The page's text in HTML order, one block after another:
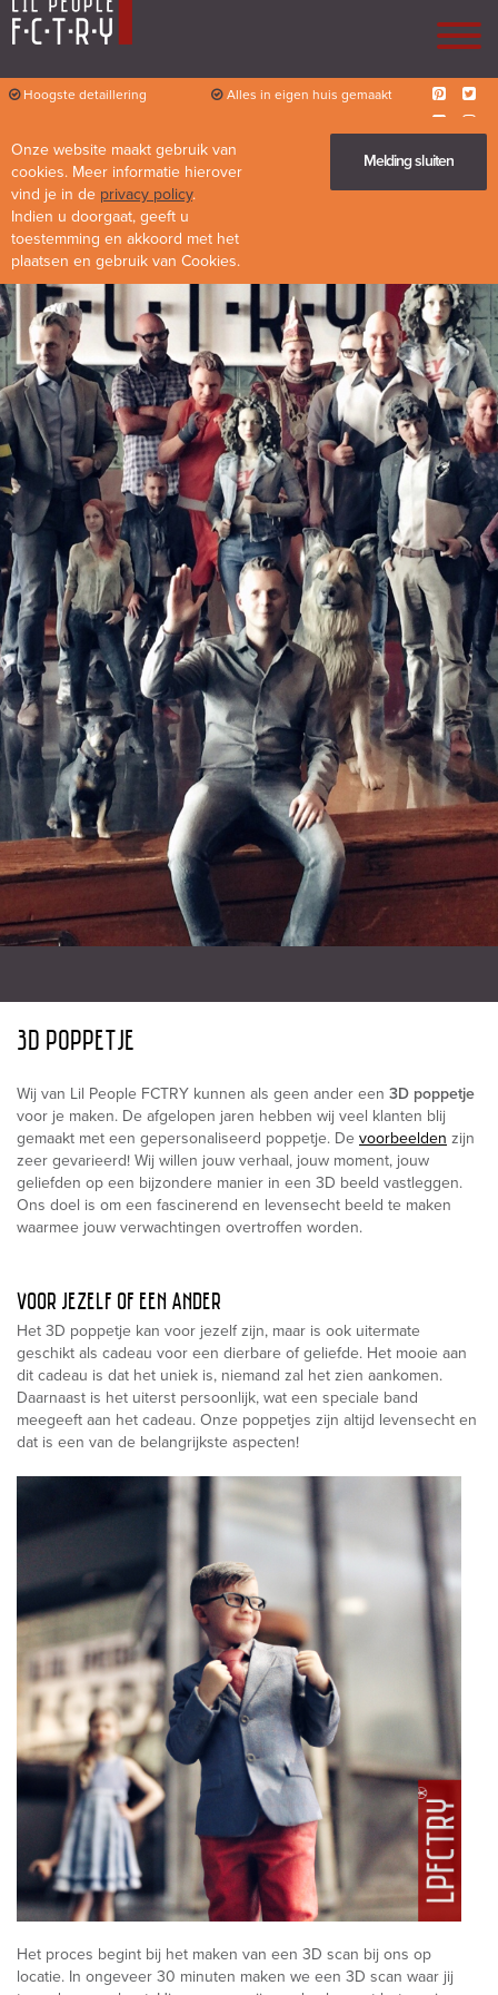
Hoogste detaillering Alles in eigen huis gemaakt
Diverse mogelijkheden
3D POPPETJE
Wij van Lil People FCTRY kunnen als geen ander een 3D poppetje
voor je maken. De afgelopen jaren hebben wij veel klanten blij
gemaakt met een gepersonaliseerd poppetje. De voorbeelden zijn
zeer gevarieerd! Wij willen jouw verhaal, jouw moment, jouw
geliefden op een bijzondere manier in een 3D beeld vastleggen.
Ons doel is om een fascinerend en levensecht beeld te maken
waarmee jouw verwachtingen overtroffen worden.
VOOR JEZELF OF EEN ANDER
Het 3D poppetje kan voor jezelf zijn, maar is ook uitermate
geschikt als cadeau voor een dierbare of geliefde. Het mooie aan
dit cadeau is dat het uniek is, niemand zal het zien aankomen.
Daarnaast is het uiterst persoonlijk, wat een speciale band
meegeeft aan het cadeau. Onze poppetjes zijn altijd levensecht en
dat is een van de belangrijkste aspecten!
Het proces begint bij het maken van een 3D scan bij ons op
locatie. In ongeveer 30 minuten maken we een 3D scan waar jij
Onze website maakt gebruik van
cookies. Meer informatie hierover
vind je in de privacy policy.
Indien u doorgaat, geeft u
toestemming en akkoord met het
plaatsen en gebruik van Cookies.
Melding sluiten